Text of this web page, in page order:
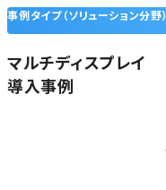
事例タイプ（ソリューション分野）
マルチディスプレイ
導入事例